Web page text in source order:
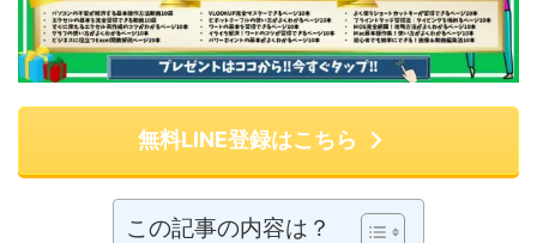
無料LINE登録はこちら
この記事の内容は？